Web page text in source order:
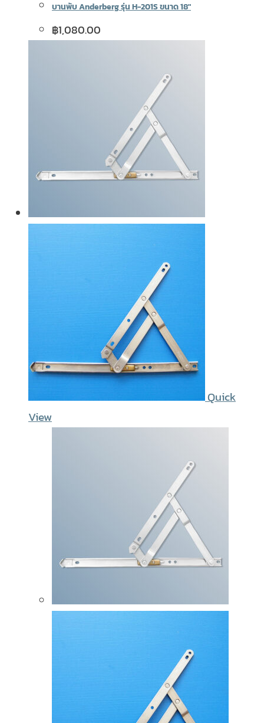
บานพับ Anderberg รุ่น H-201S ขนาด 18″
฿1,080.00
Quick
View